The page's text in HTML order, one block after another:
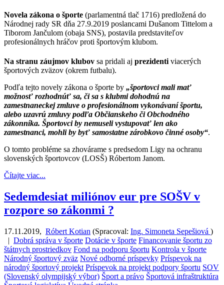
Novela zákona o športe (parlamentná tlač 1716) predložená do
Národnej rady SR dňa 27.9.2019 poslancami Dušanom Tittelom a
Tiborom Jančulom (obaja SNS), postavila predstaviteľov
profesionálnych hráčov proti športovým klubom.
Na stranu záujmov klubov sa pridali aj prezidenti viacerých
športových zväzov (okrem futbalu).
Podľa tejto novely zákona o športe by „športovci mali mať
možnosť rozhodnúť sa, či sa s klubmi dohodnú na
zamestnaneckej zmluve o profesionálnom vykonávaní športu,
alebo uzavrú zmluvy podľa Občianskeho či Obchodného
zákonníka. Športovci by nemuseli vystupovať len ako
zamestnanci, mohli by byť samostatne zárobkovo činné osoby“.
O tomto probléme sa zhovárame s predsedom Ligy na ochranu
slovenských športovcov (LOSŠ) Róbertom Janom.
Čítajte viac...
Sedemdesiat miliónov eur pre SOŠV v
rozpore so zákonmi ?
17.11.2019, Róbert Kotian (Spracoval: Ing. Simoneta Sepešiová )
| Dobrá správa v športe Dotácie v športe Financovanie športu zo
štátnych prostriedkov Fond na podporu športu Kontrola v športe
Národný športový zväz Nové odborné príspevky Príspevok na
národný športový projekt Príspevok na projekt podpory športu SOV
(Slovenský olympijský výbor) Šport a právo Športová infraštruktúra